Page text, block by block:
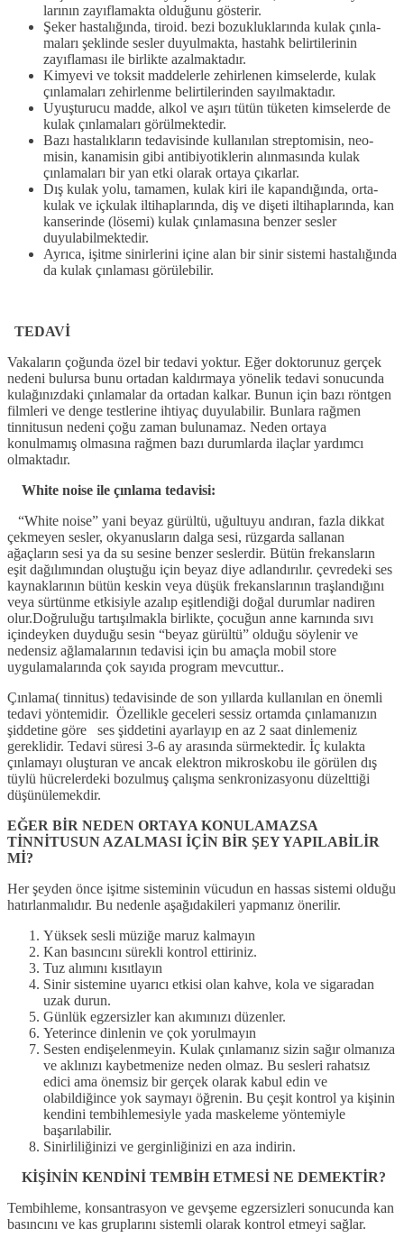
larının zayıflamakta olduğunu gösterir.
Şeker hastalığında, tiroid. bezi bozukluklarında kulak çınla­
maları şeklinde sesler duyulmakta, hastahk belirtilerinin
zayıflaması ile birlikte azalmaktadır.
Kimyevi ve toksit maddelerle zehirlenen kimselerde, kulak
çınlamaları zehirlenme belirtilerinden sayılmaktadır.
Uyuşturucu madde, alkol ve aşırı tütün tüketen kimselerde de
kulak çınlamaları görülmektedir.
Bazı hastalıkların tedavisinde kullanılan streptomisin, neo­
misin, kanamisin gibi antibiyotiklerin alınmasında kulak
çınlama­ları bir yan etki olarak ortaya çıkarlar.
Dış kulak yolu, tamamen, kulak kiri ile kapandığında, orta­
kulak ve içkulak iltihaplarında, diş ve dişeti iltihaplarında, kan
kanserinde (lösemi) kulak çınlamasına benzer sesler
duyulabil­mektedir.
Ayrıca, işitme sinirlerini içine alan bir sinir sistemi hastalı­ğında
da kulak çınlaması görülebilir.
TEDAVİ
Vakaların çoğunda özel bir tedavi yoktur. Eğer doktorunuz gerçek
nedeni bulursa bunu ortadan kaldırmaya yönelik tedavi sonucunda
kulağınızdaki çınlamalar da ortadan kalkar. Bunun için bazı röntgen
filmleri ve denge testlerine ihtiyaç duyulabilir. Bunlara rağmen
tinnitusun nedeni çoğu zaman bulunamaz. Neden ortaya
konulmamış olmasına rağmen bazı durumlarda ilaçlar yardımcı
olmaktadır.
White noise ile çınlama tedavisi:
“White noise” yani beyaz gürültü, uğultuyu andıran, fazla dikkat
çekmeyen sesler, okyanusların dalga sesi, rüzgarda sallanan
ağaçların sesi ya da su sesine benzer seslerdir. Bütün frekansların
eşit dağılımından oluştuğu için beyaz diye adlandırılır. çevredeki ses
kaynaklarının bütün keskin veya düşük frekanslarının traşlandığını
veya sürtünme etkisiyle azalıp eşitlendiği doğal durumlar nadiren
olur.Doğruluğu tartışılmakla birlikte, çocuğun anne karnında sıvı
içindeyken duyduğu sesin “beyaz gürültü” olduğu söylenir ve
nedensiz ağlamalarının tedavisi için bu amaçla mobil store
uygulamalarında çok sayıda program mevcuttur..
Çınlama( tinnitus) tedavisinde de son yıllarda kullanılan en önemli
tedavi yöntemidir. Özellikle geceleri sessiz ortamda çınlamanızın
şiddetine göre ses şiddetini ayarlayıp en az 2 saat dinlemeniz
gereklidir. Tedavi süresi 3-6 ay arasında sürmektedir. İç kulakta
çınlamayı oluşturan ve ancak elektron mikroskobu ile görülen dış
tüylü hücrelerdeki bozulmuş çalışma senkronizasyonu düzelttiği
düşünülemekdir.
EĞER BİR NEDEN ORTAYA KONULAMAZSA
TİNNİTUSUN AZALMASI İÇİN BİR ŞEY YAPILABİLİR
Mİ?
Her şeyden önce işitme sisteminin vücudun en hassas sistemi olduğu
hatırlanmalıdır. Bu nedenle aşağıdakileri yapmanız önerilir.
Yüksek sesli müziğe maruz kalmayın
Kan basıncını sürekli kontrol ettiriniz.
Tuz alımını kısıtlayın
Sinir sistemine uyarıcı etkisi olan kahve, kola ve sigaradan
uzak durun.
Günlük egzersizler kan akımınızı düzenler.
Yeterince dinlenin ve çok yorulmayın
Sesten endişelenmeyin. Kulak çınlamanız sizin sağır olmanıza
ve aklınızı kaybetmenize neden olmaz. Bu sesleri rahatsız
edici ama önemsiz bir gerçek olarak kabul edin ve
olabildiğince yok saymayı öğrenin. Bu çeşit kontrol ya kişinin
kendini tembihlemesiyle yada maskeleme yöntemiyle
başarılabilir.
Sinirliliğinizi ve gerginliğinizi en aza indirin.
KİŞİNİN KENDİNİ TEMBİH ETMESİ NE DEMEKTİR?
Tembihleme, konsantrasyon ve gevşeme egzersizleri sonucunda kan
basıncını ve kas gruplarını sistemli olarak kontrol etmeyi sağlar.